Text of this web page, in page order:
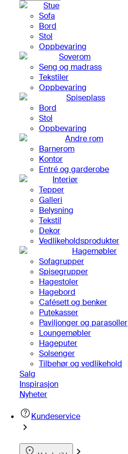
Stue
Sofa
Bord
Stol
Oppbevaring
Soverom
Seng og madrass
Tekstiler
Oppbevaring
Spiseplass
Bord
Stol
Oppbevaring
Andre rom
Barnerom
Kontor
Entré og garderobe
Interiør
Tepper
Galleri
Belysning
Tekstil
Dekor
Vedlikeholdsprodukter
Hagemøbler
Sofagrupper
Spisegrupper
Hagestoler
Hagebord
Cafésett og benker
Putekasser
Paviljonger og parasoller
Loungemøbler
Hageputer
Solsenger
Tilbehør og vedlikehold
Salg
Inspirasjon
Nyheter
Kundeservice